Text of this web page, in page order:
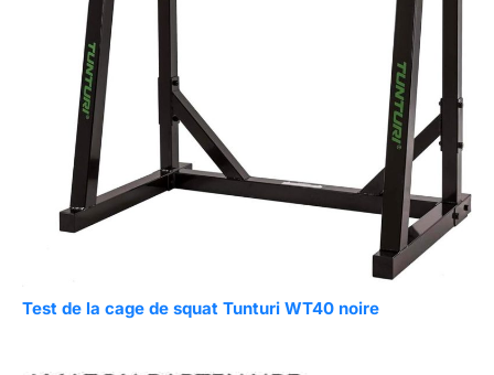
Test de la cage de squat Tunturi WT40 noire